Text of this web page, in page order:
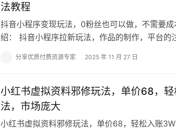
法教程
抖音小程序变现玩法，0粉丝也可以做，不需要
绍： 抖音小程序拉新玩法，作品的制作，平台的
分享优质付费资源专家 2025 年 11 月 27 日
小红书虚拟资料邪修玩法，单价68，
法，市场庞大
小红书虚拟资料邪修玩法，单价68，轻松入账